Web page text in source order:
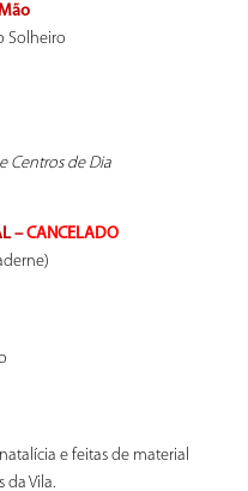
Solheiro
Centros de Dia
–CANCELADO
e feitas de material
da Vila.